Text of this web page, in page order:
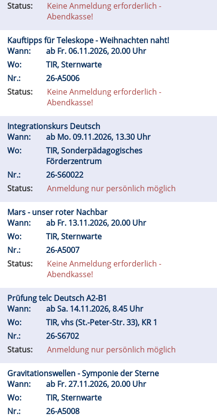
Status:
Keine Anmeldung erforderlich -
Abendkasse!
Kauftipps für Teleskope - Weihnachten naht!
Wann:
ab Fr.06.11.2026, 20.00 Uhr
Wo:
TIR, Sternwarte
Nr.:
26-A5006
Status:
Keine Anmeldung erforderlich -
Abendkasse!
Integrationskurs Deutsch
Wann:
ab Mo.09.11.2026, 13.30 Uhr
Wo:
TIR, Sonderpädagogisches
Förderzentrum
Nr.:
26-S60022
Status:
Anmeldung nur persönlich möglich
Mars - unser roter Nachbar
Wann:
ab Fr. 13.11.2026, 20.00 Uhr
Wo:
TIR, Sternwarte
Nr.:
26-A5007
Status:
Keine Anmeldung erforderlich -
Abendkasse!
Prüfung telc Deutsch A2-B1
Wann:
abSa. 14.11.2026, 8.45 Uhr
Wo:
TIR, vhs (St.-Peter-Str. 33), KR 1
Nr.:
26-S6702
Status:
Anmeldung nur persönlich möglich
Gravitationswellen - Symponie der Sterne
Wann:
ab Fr.27.11.2026, 20.00 Uhr
Wo:
TIR, Sternwarte
Nr.:
26-A5008